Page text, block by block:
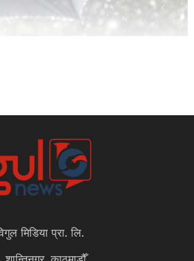
मिडिया प्रा. लि.